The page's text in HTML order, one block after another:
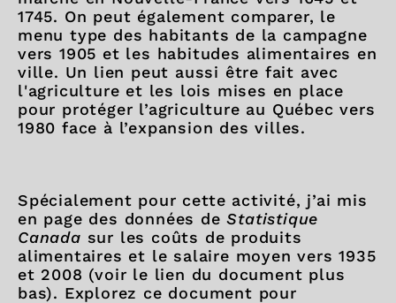
1745. On peut également comparer, le
menu type des habitants de la campagne
vers 1905 et les habitudes alimentaires en
ville. Un lien peut aussi être fait avec
l'agriculture et les lois mises en place
pour protéger l’agriculture au Québec vers
1980 face à l’expansion des villes.
Spécialement pour cette activité, j’ai mis
en page des données deStatistique
Canada sur les coûts de produits
alimentaires et le salaire moyen vers 1935
et 2008 (voir le lien du document plus
bas). Explorez ce document pour